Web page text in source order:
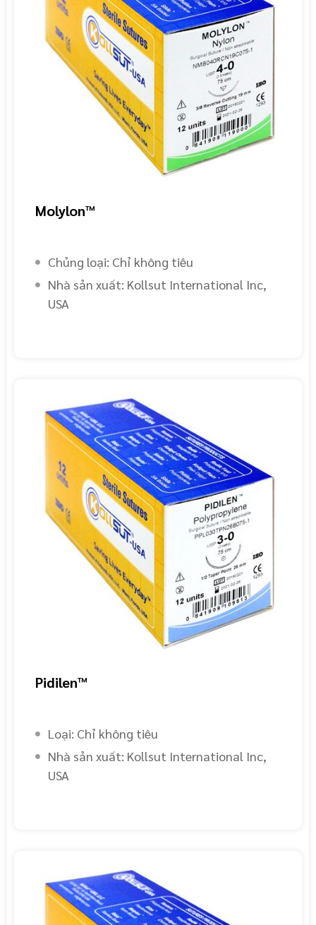
Molylon™
Chủng loại: Chỉ không tiêu
Nhà sản xuất: Kollsut International Inc,
USA
Pidilen™
Loại: Chỉ không tiêu
Nhà sản xuất: Kollsut International Inc,
USA